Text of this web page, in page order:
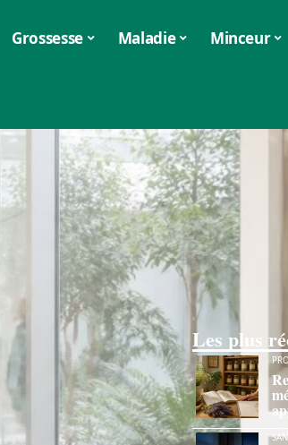
Grossesse Maladie Minceur
Les plus